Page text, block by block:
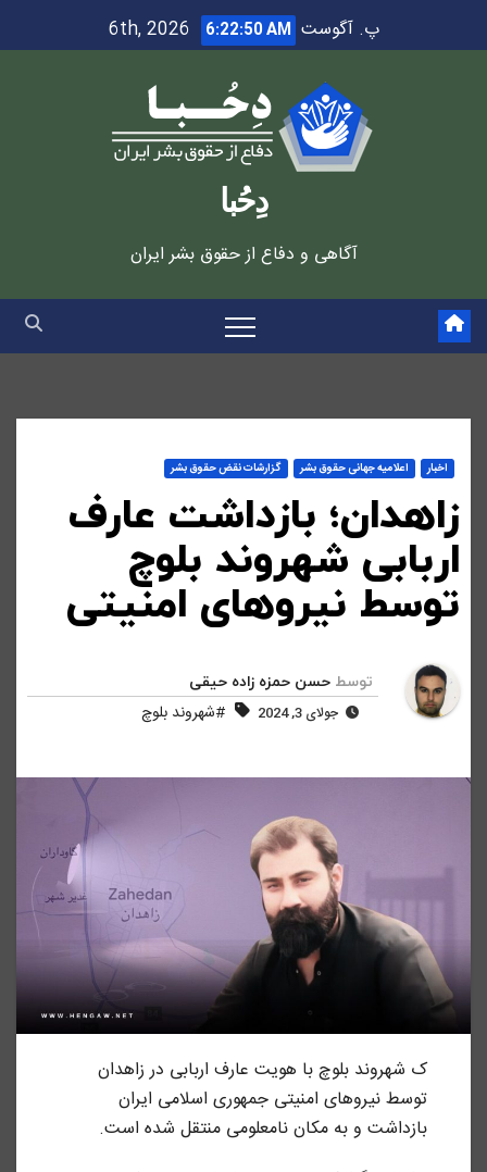
to
پ. آگوست 6th, 2026 6:22:50 AM
دِحُبا
آگاهی و دفاع از حقوق بشر ایران
اخبار اعلاميه جهانی حقوق بشر گزارشات نقض حقوق بشر
زاهدان؛ بازداشت عارف
اربابی شهروند بلوچ
توسط نیروهای امنیتی
توسط حسن حمزه زاده حیقی
جولای 3, 2024 #شهروند بلوچ
ک شهروند بلوچ با هویت عارف اربابی در زاهدان
توسط نیروهای امنیتی جمهوری اسلامی ایران
بازداشت و به مکان نامعلومی منتقل شده است.